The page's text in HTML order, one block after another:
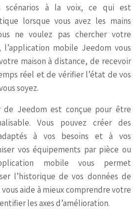
scénarios à la voix, ce qui est
lorsque vous avez les mains
ne voulez pas chercher votre
l’application mobile Jeedom vous
maison à distance, de recevoir
réel et de vérifier l’état de vos
soyez.
de Jeedom est conçue pour être
Vous pouvez créer des
à vos besoins et à vos
vos équipements par pièce ou
mobile vous permet
l’historique de vos données de
aide à mieux comprendre votre
les axes d’amélioration.